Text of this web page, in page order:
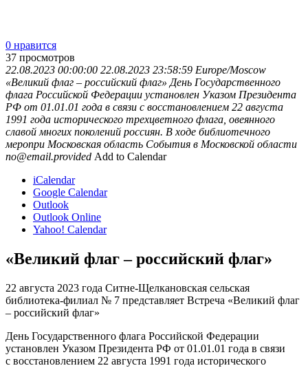
0 нравится
37 просмотров
22.08.2023 00:00:00 22.08.2023 23:58:59 Europe/Moscow
«Великий флаг – российский флаг» День Государственного
флага Российской Федерации установлен Указом Президента
РФ от 01.01.01 года в связи с восстановлением 22 августа
1991 года исторического трехцветного флага, овеянного
славой многих поколений россиян. В ходе библиотечного
меропри Московская область События в Московской области
no@email.provided Add to Calendar
iCalendar
Google Calendar
Outlook
Outlook Online
Yahoo! Calendar
«Великий флаг – российский флаг»
22 августа 2023 года Ситне-Щелкановская сельская
библиотека-филиал № 7 представляет Встреча «Великий флаг
– российский флаг»
День Государственного флага Российской Федерации
установлен Указом Президента РФ от 01.01.01 года в связи
с восстановлением 22 августа 1991 года исторического